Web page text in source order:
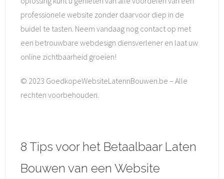
professionele website zonder daarvoor diep in de
buidel te tasten. Neem vandaag nog contact op met
een betrouwbare webdesign diensverlener en laat uw
online zichtbaarheid groeien!
© 2023 GoedkopeWebsiteLatennBouwen.be – Alle
rechten voorbehouden.
8 Tips voor het Betaalbaar Laten
Bouwen van een Website